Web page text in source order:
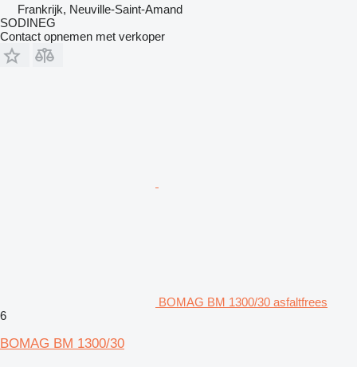
Frankrijk, Neuville-Saint-Amand
SODINEG
Contact opnemen met verkoper
BOMAG BM 1300/30 asfaltfrees
6
BOMAG BM 1300/30